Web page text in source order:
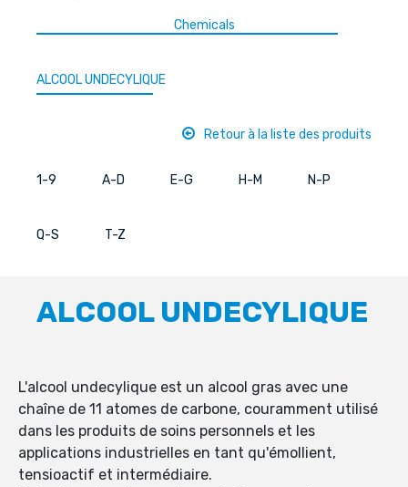
Chemicals
ALCOOL UNDECYLIQUE
Retour à la liste des produits
1-9 A-D E-G H-M N-P
Q-S T-Z
ALCOOL UNDECYLIQUE
L'alcool undecylique est un alcool gras avec une
chaîne de 11 atomes de carbone, couramment utilisé
dans les produits de soins personnels et les
applications industrielles en tant qu'émollient,
tensioactif et intermédiaire.